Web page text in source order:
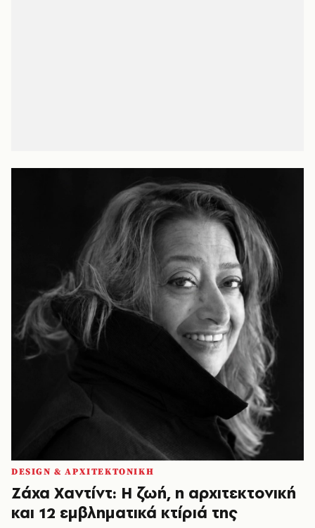
DESIGN & ΑΡΧΙΤΕΚΤΟΝΙΚΗ
Ζάχα Χαντίντ: Η ζωή, η αρχιτεκτονική
και 12 εμβληματικά κτίριά της